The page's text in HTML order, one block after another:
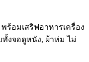
พร้อมเสริฟอาหารเครื่อง
งจอดูหนัง, ผ้าห่ม ไม่